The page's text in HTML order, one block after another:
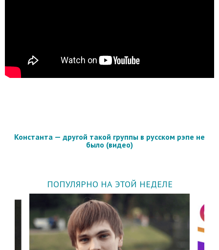
Константа — другой такой группы в русском рэпе не
было (видео)
ПОПУЛЯРНО НА ЭТОЙ НЕДЕЛЕ